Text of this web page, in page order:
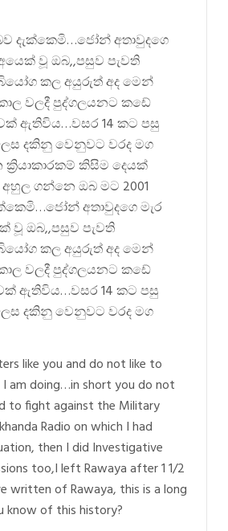
දැක්කෙමි…ජෝන් අතාවුදගෙ
වූ ඔබ,,පසුව පැවති
කල අයුරුත් අද මෙන්
වලදී පුද්ගලයනට කඩේ
ඇතිවිය…වසර 14 කට පසු
දකිනු වෙනුවට වරද මග
කිසිම දෙයක්
අහුල ගන්නෙ ඔබ මට 2001
අතාවුදගෙ මැර
වූ ඔබ,,පසුව පැවති
කල අයුරුත් අද මෙන්
වලදී පුද්ගලයනට කඩේ
ඇතිවිය…වසර 14 කට පසු
දකිනු වෙනුවට වරද මග
like you and do not like to
am doing…in short you do not
to fight against the Military
Radio on which I had
then I did Investigative
too,I left Rawaya after 1 1/2
written of Rawaya, this is a long
know of this history?